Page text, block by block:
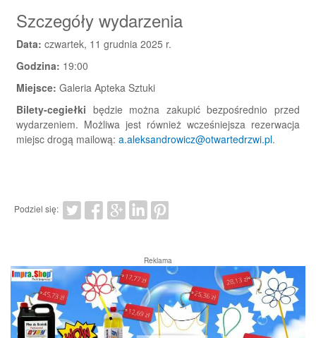
Szczegóły wydarzenia
Data: czwartek, 11 grudnia 2025 r.
Godzina: 19:00
Miejsce: Galeria Apteka Sztuki
Bilety-cegiełki będzie można zakupić bezpośrednio przed
wydarzeniem. Możliwa jest również wcześniejsza rezerwacja
miejsc drogą mailową: a.aleksandrowicz@otwartedrzwi.pl.
Podziel się:
Reklama